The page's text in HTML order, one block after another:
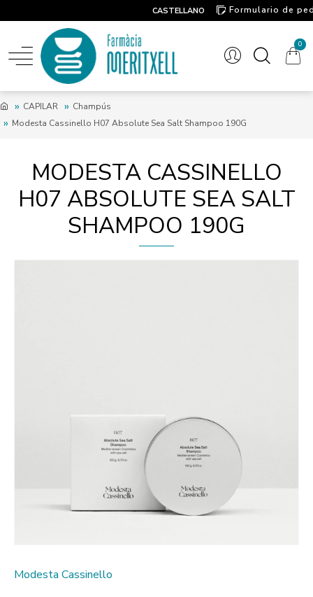
CASTELLANO
Formulario de
0
CAPILAR
Champús
Modesta Cassinello H07 Absolute Sea Salt Shampoo 190G
MODESTA CASSINELLO
H07 ABSOLUTE SEA SALT
SHAMPOO 190G
Modesta Cassinello